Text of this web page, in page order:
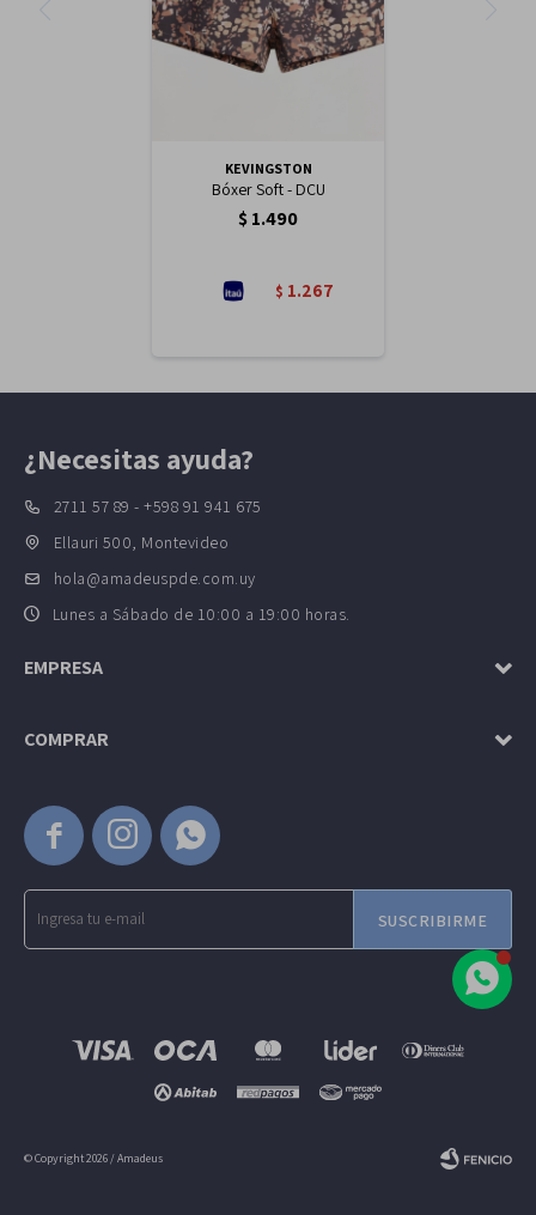
KEVINGSTON
Bóxer Soft - DCU
$1.490
$ 1.267
  
SUSCRIBIRME
¿Necesitas ayuda?
2711 57 89 - +598 91 941 675
Ellauri 500, Montevideo
hola@amadeuspde.com.uy
Lunes a Sábado de 10:00 a 19:00 horas.
EMPRESA
COMPRAR
© Copyright 2026 / Amadeus